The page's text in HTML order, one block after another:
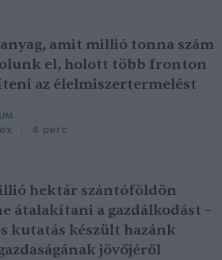
amit millió tonna szám
el, holott több fronton
az élelmiszertermelést
4 perc
hektár szántóföldön
átalakítani a gazdálkodást –
kutatás készült hazánk
jövőjéről